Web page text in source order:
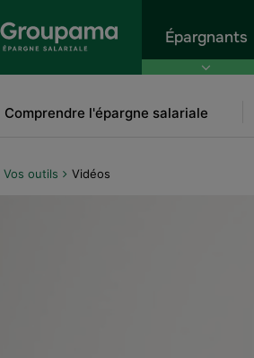
Aller à la recherche
Épargnants
Comprendre l'épargne salariale
Vos outils Vidéos